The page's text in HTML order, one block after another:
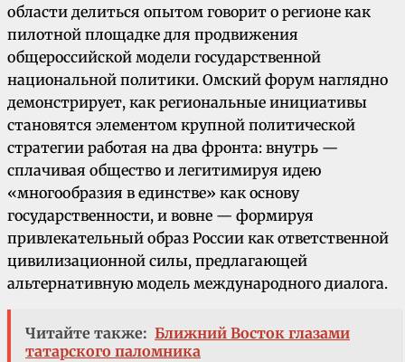
области делиться опытом говорит о регионе как
пилотной площадке для продвижения
общероссийской модели государственной
национальной политики. Омский форум наглядно
демонстрирует, как региональные инициативы
становятся элементом крупной политической
стратегии работая на два фронта: внутрь —
сплачивая общество и легитимируя идею
«многообразия в единстве» как основу
государственности, и вовне — формируя
привлекательный образ России как ответственной
цивилизационной силы, предлагающей
альтернативную модель международного диалога.
Читайте также: Ближний Восток глазами
татарского паломника